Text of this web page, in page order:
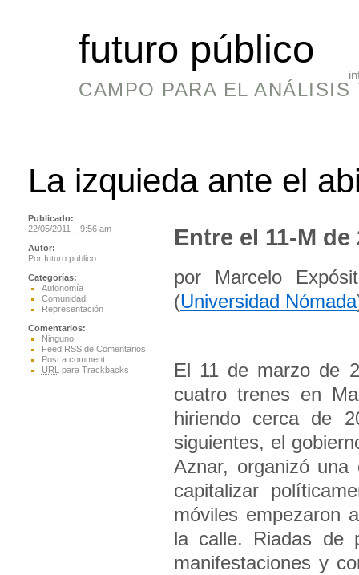
futuro público
CAMPO PARA EL
La izquieda ante el
Entre el 11-M de
por Marcelo
(Universidad Nómada
El 11 de marzo de
cuatro trenes en
hiriendo cerca de
siguientes, el
Aznar, organizó
capitalizar
móviles empezaron
la calle. Riadas de
manifestaciones y
Publicado:
22/05/2011 – 9:56 am
Autor:
Por futuro publico
Categorías:
Autonomía
Comunidad
Representación
Comentarios:
Ninguno
Feed RSS de Comentarios
Post a comment
URL para Trackbacks